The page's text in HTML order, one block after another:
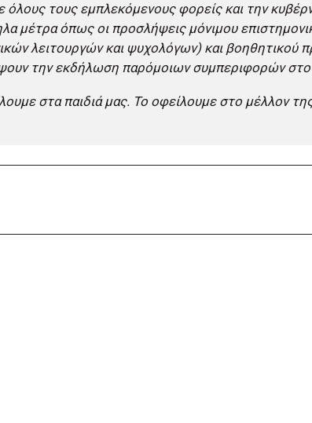
όλους τους εμπλεκόμενους φορείς και την
μέτρα όπως οι προσλήψεις μόνιμου
λειτουργών και ψυχολόγων) και βοηθητικού
την εκδήλωση παρόμοιων συμπεριφορών στο
στα παιδιά μας. Το οφείλουμε στο μέλλον